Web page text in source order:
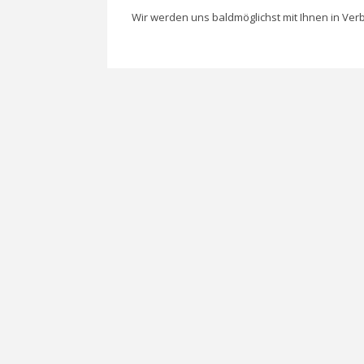
Wir werden uns baldmöglichst mit Ihnen in